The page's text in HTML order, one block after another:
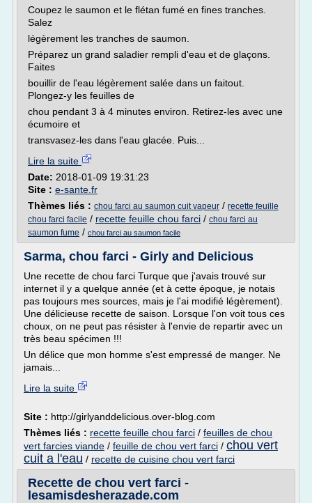
Coupez le saumon et le flétan fumé en fines tranches.
Salez
légèrement les tranches de saumon.
Préparez un grand saladier rempli d'eau et de glaçons.
Faites
bouillir de l'eau légèrement salée dans un faitout.
Plongez-y les feuilles de
chou pendant 3 à 4 minutes environ. Retirez-les avec une
écumoire et
transvasez-les dans l'eau glacée. Puis...
Lire la suite
Date: 2018-01-09 19:31:23
Site : e-sante.fr
Thèmes liés : chou farci au saumon cuit vapeur / recette feuille
chou farci facile / recette feuille chou farci / chou farci au
saumon fume / chou farci au saumon facile
Sarma, chou farci - Girly and Delicious
Une recette de chou farci Turque que j'avais trouvé sur
internet il y a quelque année (et à cette époque, je notais
pas toujours mes sources, mais je l'ai modifié légèrement).
Une délicieuse recette de saison. Lorsque l'on voit tous ces
choux, on ne peut pas résister à l'envie de repartir avec un
très beau spécimen !!!
Un délice que mon homme s'est empressé de manger. Ne
jamais...
Lire la suite
Site : http://girlyanddelicious.over-blog.com
Thèmes liés : recette feuille chou farci / feuilles de chou
vert farcies viande / feuille de chou vert farci / chou vert
cuit a l'eau / recette de cuisine chou vert farci
Recette de chou vert farci -
lesamisdesherazade.com